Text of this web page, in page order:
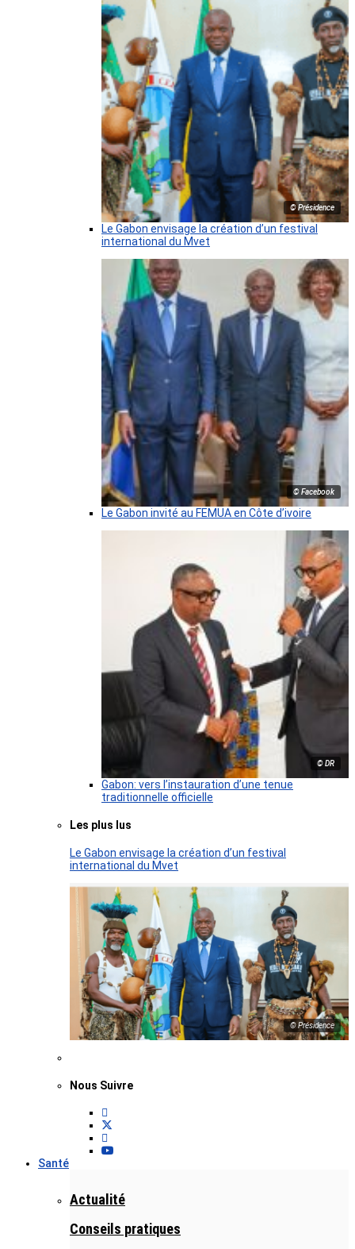
© Présidence
Le Gabon envisage la création d’un festival
international du Mvet
© Facebook
Le Gabon invité au FEMUA en Côte d’ivoire
© DR
Gabon: vers l’instauration d’une tenue
traditionnelle officielle
Les plus lus
Le Gabon envisage la création d’un festival
international du Mvet
© Présidence
Nous Suivre
Santé
Actualité
Conseils pratiques